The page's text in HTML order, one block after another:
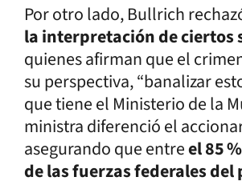
Por otro lado, Bullrich
la interpretación de ciertos
quienes afirman que el
su perspectiva, “banalizar
que tiene el Ministerio de la
ministra diferenció el
asegurando que entreel 85
de las fuerzas federales del